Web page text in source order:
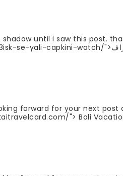
until i saw this post.
forward for your next
"> Bali